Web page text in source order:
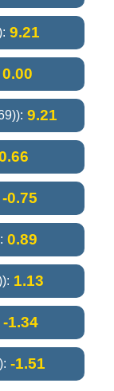
9.21
0.00
9.21
-0.75
0.89
1.13
-1.34
-1.51